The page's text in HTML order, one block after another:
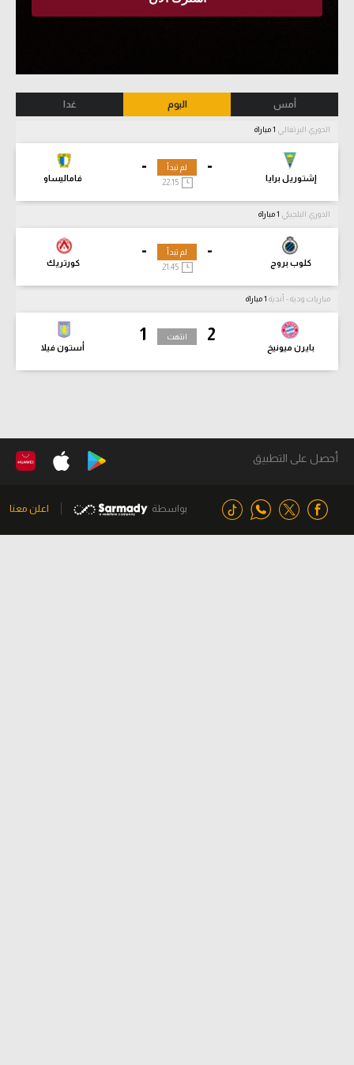
أمس اليوم غدا
الدوري البرتغالي
-
إشتوريل برايا
-
فاماليساو
لم تبدأ
22:15
الدوري البلجيكي
-
كلوب بروج
-
كورتريك
لم تبدأ
21:45
مباريات ودية - أندية
2
بايرن ميونيخ
1
أستون فيلا
انتهت
أحصل على التطبيق
بواسطة اعلن معنا